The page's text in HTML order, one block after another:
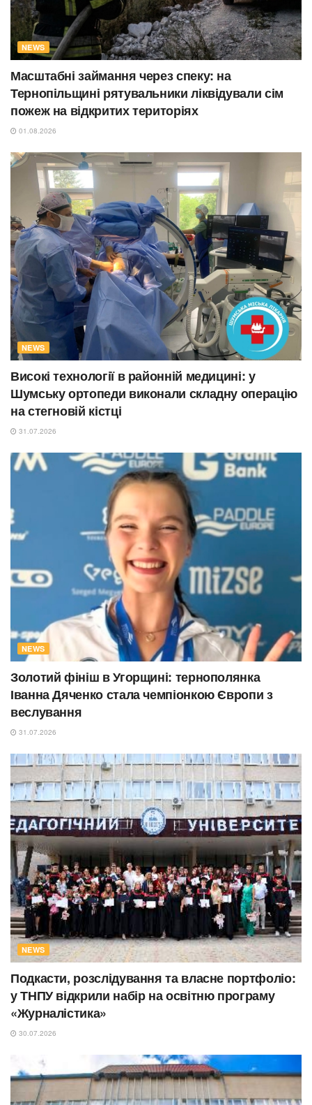
NEWS
Масштабні займання через спеку: на
Тернопільщині рятувальники ліквідували сім
пожеж на відкритих територіях
01.08.2026
NEWS
Високі технології в районній медицині: у
Шумську ортопеди виконали складну операцію
на стегновій кістці
31.07.2026
NEWS
Золотий фініш в Угорщині: тернополянка
Іванна Дяченко стала чемпіонкою Європи з
веслування
31.07.2026
NEWS
Подкасти, розслідування та власне портфоліо:
у ТНПУ відкрили набір на освітню програму
«Журналістика»
30.07.2026